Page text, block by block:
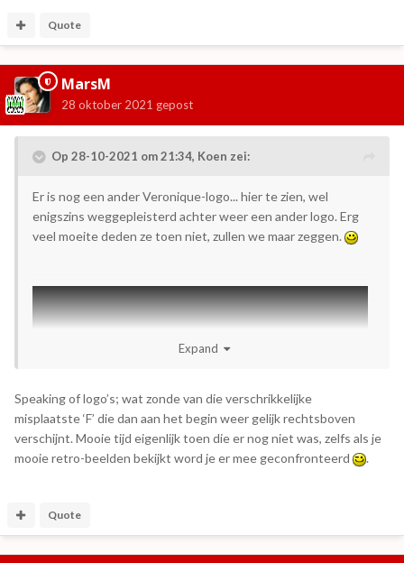
Quote
MarsM
28 oktober 2021 gepost
Op 28-10-2021 om 21:34, Koen zei:
Er is nog een ander Veronique-logo... hier te zien, wel
enigszins weggepleisterd achter weer een ander logo. Erg
veel moeite deden ze toen niet, zullen we maar zeggen.
Expand
Speaking of logo’s; wat zonde van die verschrikkelijke
misplaatste ‘F’ die dan aan het begin weer gelijk rechtsboven
verschijnt. Mooie tijd eigenlijk toen die er nog niet was, zelfs als je
mooie retro-beelden bekijkt word je er mee geconfronteerd
.
Quote